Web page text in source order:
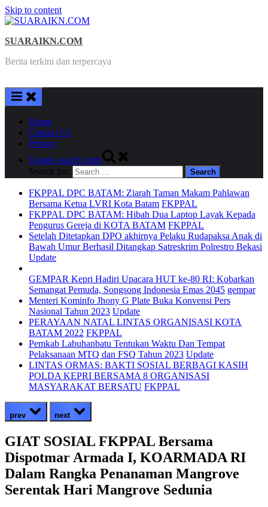
Skip to content
SUARAIKN.COM
Berita terkini dan terpercaya
Home
Contact Us
Privacy
Toggle search form
Search for:
FKPPAL DPC BATAM: Ziarah Taman Makam Pahlawan
Bersama Ketua LVRI Kota Batam FKPPAL
FKPPAL DPC BATAM: Hibah Dua Laptop Layak Kepada
Pengurus Gereja di KOTA BATAM FKPPAL
Setelah Ditetapkan DPO akhirnya Pelaku Rudapaksa Anak di
Bawah Umur Berhasil Ditangkap Satreskrim Polrestro Bekasi
Update
GEMPAR Kepri Hadiri Upacara HUT ke-80 RI: Kobarkan
Semangat Pemuda, Songsong Indonesia Emas 2045 gempar
Menteri Kominfo Jhony G Plate Buka Konvensi Pers
Nasional Tahun 2023 Update
PERAYAAN NATAL LINTAS ORGANISASI KOTA
BATAM 2022 FKPPAL
Pemkab Labuhanbatu Tentukan Waktu Dan Tempat
Pelaksanaan MTQ dan FSQ Tahun 2023 Update
LINTAS ORMAS: BAKTI SOSIAL BERBAGI KASIH
POLDA KEPRI BERSAMA 8 ORGANISASI
MASYARAKAT BERSATU FKPPAL
prev next
GIAT SOSIAL FKPPAL Bersama
Dispotmar Armada I, KOARMADA RI
Dalam Rangka Penanaman Mangrove
Serentak Hari Mangrove Sedunia